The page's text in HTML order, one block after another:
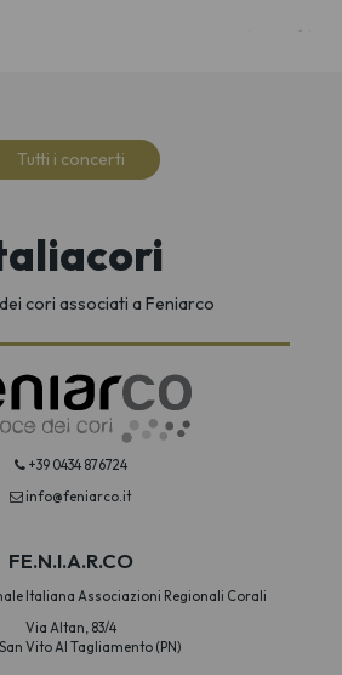
Tutti i concerti
cori associati a Feniarco
+39 0434 876724
info@feniarco.it
FE.N.I.A.R.CO
Italiana Associazioni Regionali Corali
Via Altan, 83/4
Vito Al Tagliamento (PN)